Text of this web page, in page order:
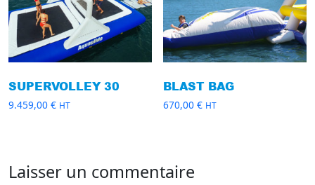
SUPERVOLLEY 30
9.459,00 € HT
BLAST BAG
670,00€ HT
Laisser un commentaire